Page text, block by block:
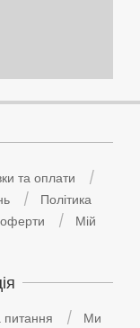
та оплати
Політика
оферти
Мій
питання
Ми